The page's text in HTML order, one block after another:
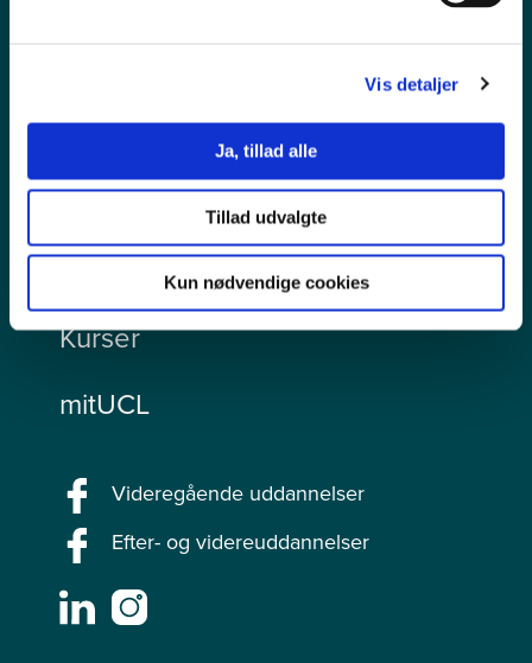
Vis detaljer
Ja, tillad alle
Tillad udvalgte
Kun nødvendige cookies
Tilgængelighedserklæring
Videregående uddannelser
Efteruddannelser
Kurser
mitUCL
Videregående uddannelser
Efter- og videreuddannelser